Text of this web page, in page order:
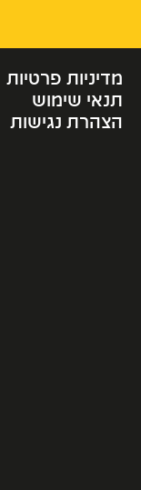
מדיניות פרטיות
תנאי שימוש
הצהרת נגישות